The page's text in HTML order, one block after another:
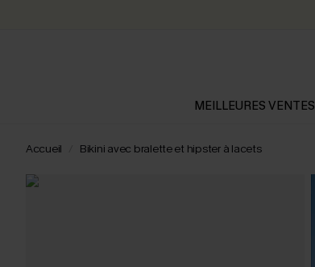
MEILLEURES VENTES
Accueil Bikini avec bralette et hipster à lacets